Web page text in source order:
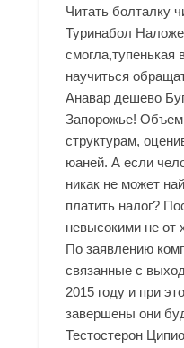
Читать болталку
Туринабол
смогла,тупенькая
научиться
Анавар дешево
Запорожье!
структурам,
юаней. А если
никак не может
платить налог?
невысокими не от
По заявлению
связанные с
2015 году и при
завершены они
Тестостерон